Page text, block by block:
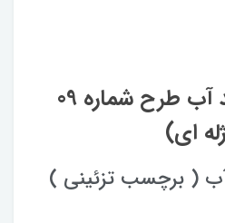
استیکر ژله ای ضد آب طرح شماره 09
ای)
( برچسب تزئینی )